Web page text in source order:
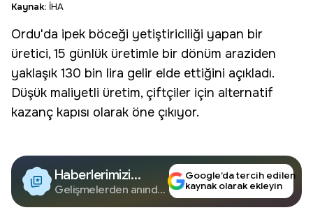
Kaynak: İHA
Ordu'da ipek böceği yetiştiriciliği yapan bir
üretici, 15 günlük üretimle bir dönüm araziden
yaklaşık 130 bin lira gelir elde ettiğini açıkladı.
Düşük maliyetli üretim, çiftçiler için alternatif
kazanç kapısı olarak öne çıkıyor.
Haberlerimizi
Google'da Takip
Edin
Gelişmelerden anında
Google’da tercih edilen
kaynak olarak ekleyin